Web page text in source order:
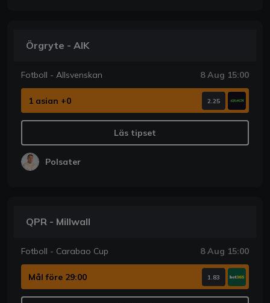
Örgryte - AIK
Fotboll - Allsvenskan 8 Aug 15:00
1 asian +0 2.25
Läs tipset
Polsater
QPR - Millwall
Fotboll - Carabao Cup 8 Aug 15:00
Mål före 29:00 1.83